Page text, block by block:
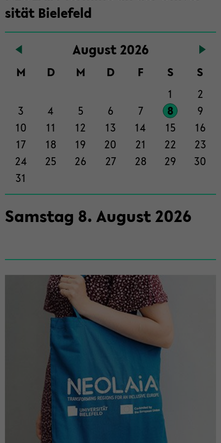
in­
halt
der
wech­
si­tät Bie­le­feld
Au­gust 2026
M D M D F S
S
1
2
3
4 5 6 7 8
9
10
11 12 13 14 15
16
17
18 19 20 21 22
23
24
25 26 27 28 29
30
31
Sams­tag 8. Au­gust2026